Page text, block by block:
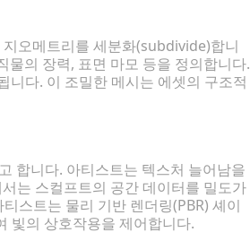
오메트리를 세분화(subdivide)합니
물의 장력, 표면 마모 등을 정의합니다.
니다. 이 조밀한 메시는 에셋의 구조적
합니다. 아티스트는 텍스처 늘어남을
는 스컬프트의 공간 데이터를 밀도가
스트는 물리 기반 렌더링(PBR) 셰이
빛의 상호작용을 제어합니다.